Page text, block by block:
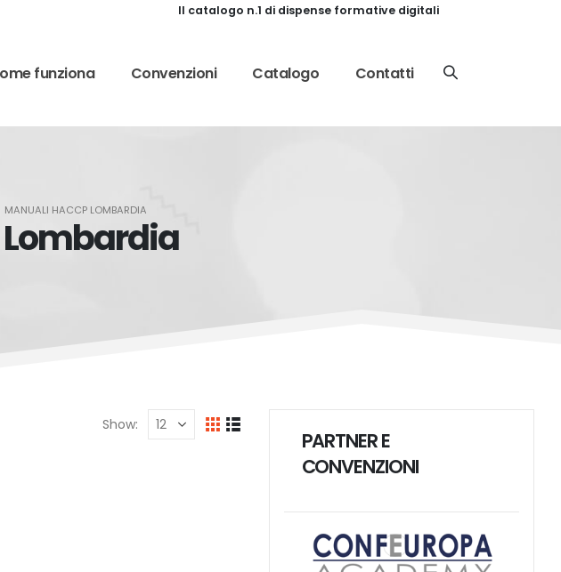
Il catalogo n.1 di dispense formative digitali
funziona Convenzioni Catalogo Contatti
MANUALI HACCP LOMBARDIA
Lombardia
Show:
PARTNER E
CONVENZIONI